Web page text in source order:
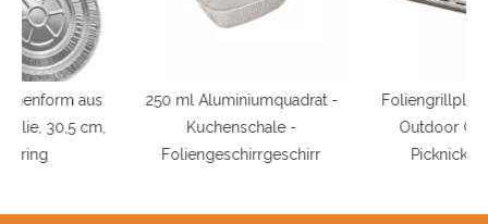
250 ml Aluminiumquadrat -
Kuchenschale -
Foliengeschirrgeschirr
Foliengrillplatte Filteröl
Outdoor Camping
Picknickpfanne